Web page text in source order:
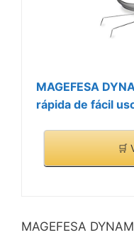
MAGEFESA
rápida de fácil
🛒
MAGEFESA